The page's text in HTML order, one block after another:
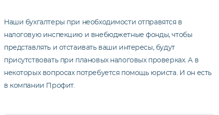
Наши бухгалтеры при необходимости отправятся в
налоговую инспекцию и внебюджетные фонды, чтобы
представлять и отстаивать ваши интересы, будут
присутствовать при плановых налоговых проверках. А в
некоторых вопросах потребуется помощь юриста. И он есть
в компании Профит.